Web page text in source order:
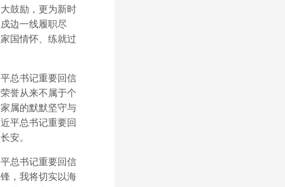
鼓励，更为新时
边一线履职尽
国情怀、练就过
总书记重要回信
誉从来不属于个
属的默默坚守与
平总书记重要回
安。
总书记重要回信
，我将切实以海